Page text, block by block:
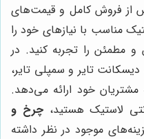
از فروش کامل و قیمت‌های
مناسب با نیازهای خود را
مطمئن را تجربه کنید. در
دیسکانت تایر و سمپلی تایر،
مشتریان خود ارائه می‌دهد.
لاستیک هستید،چرخ و
موجود در نظر داشته